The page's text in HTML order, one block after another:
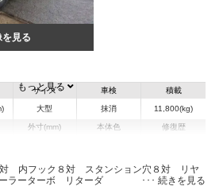
見る
サイズ
大型
車検
抹消
積載
11,800(kg)
外寸(mm) 本体色 修復歴
もっと見る
内フック８対 スタンション穴８対 リヤ
ラーターボ リターダ